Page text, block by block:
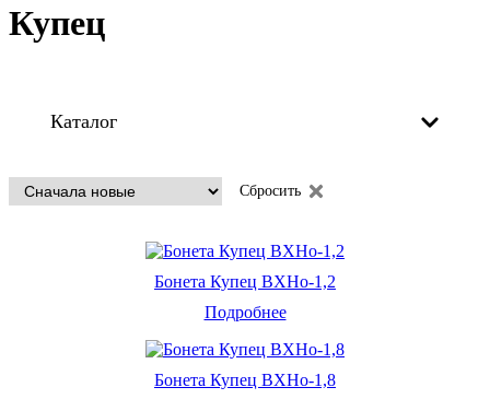
Ку­пец
Каталог
Сбросить
Бонета Купец ВХНо-1,2
Подробнее
Бонета Купец ВХНо-1,8